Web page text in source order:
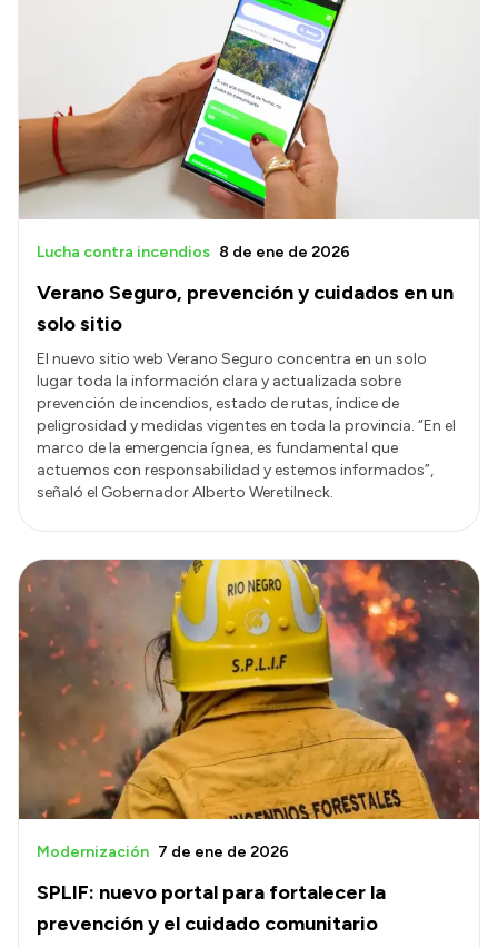
Verano Seguro, prevención y cuidados en un
solo sitio
Lucha contra incendios 8 de ene de 2026
El nuevo sitio web Verano Seguro concentra en un solo
lugar toda la información clara y actualizada sobre
prevención de incendios, estado de rutas, índice de
peligrosidad y medidas vigentes en toda la provincia. “En el
marco de la emergencia ígnea, es fundamental que
actuemos con responsabilidad y estemos informados”,
señaló el Gobernador Alberto Weretilneck.
SPLIF: nuevo portal para fortalecer la
prevención y el cuidado comunitario
Modernización 7 de ene de 2026